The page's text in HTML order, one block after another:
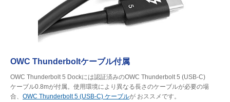
OWC Thunderboltケーブル付属
OWC Thunderbolt 5 Dockには認証済みのOWC Thunderbolt 5 (USB-C)
ケーブル0.8mが付属。使用環境により異なる長さのケーブルが必要の場
合、 OWC Thunderbolt 5 (USB-C) ケーブルが おススメです。